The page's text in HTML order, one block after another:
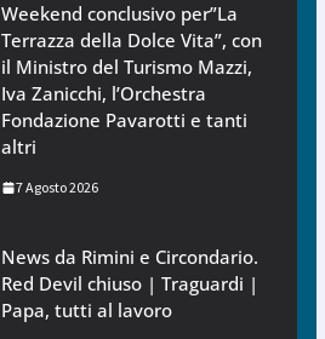
Weekend conclusivo per”La
Terrazza della Dolce Vita”, con
il Ministro del Turismo Mazzi,
Iva Zanicchi, l’Orchestra
Fondazione Pavarotti e tanti
altri
7 Agosto 2026
News da Rimini e Circondario.
Red Devil chiuso | Traguardi |
Papa, tutti al lavoro